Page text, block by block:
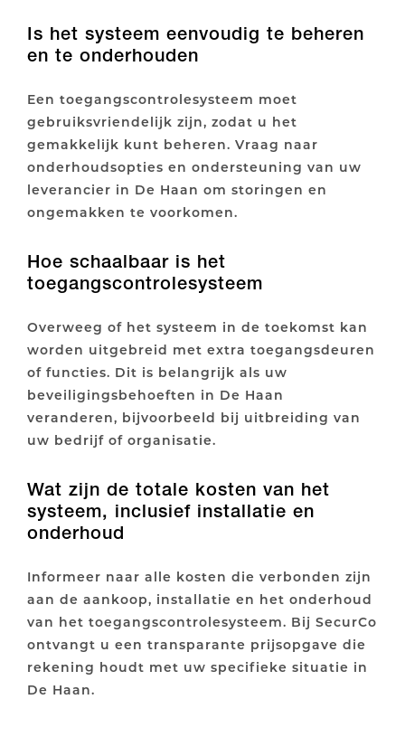
Is het systeem eenvoudig te beheren
en te onderhouden
Een toegangscontrolesysteem moet
gebruiksvriendelijk zijn, zodat u het
gemakkelijk kunt beheren. Vraag naar
onderhoudsopties en ondersteuning van uw
leverancier in De Haan om storingen en
ongemakken te voorkomen.
Hoe schaalbaar is het
toegangscontrolesysteem
Overweeg of het systeem in de toekomst kan
worden uitgebreid met extra toegangsdeuren
of functies. Dit is belangrijk als uw
beveiligingsbehoeften in De Haan
veranderen, bijvoorbeeld bij uitbreiding van
uw bedrijf of organisatie.
Wat zijn de totale kosten van het
systeem, inclusief installatie en
onderhoud
Informeer naar alle kosten die verbonden zijn
aan de aankoop, installatie en het onderhoud
van het toegangscontrolesysteem. Bij SecurCo
ontvangt u een transparante prijsopgave die
rekening houdt met uw specifieke situatie in
De Haan.